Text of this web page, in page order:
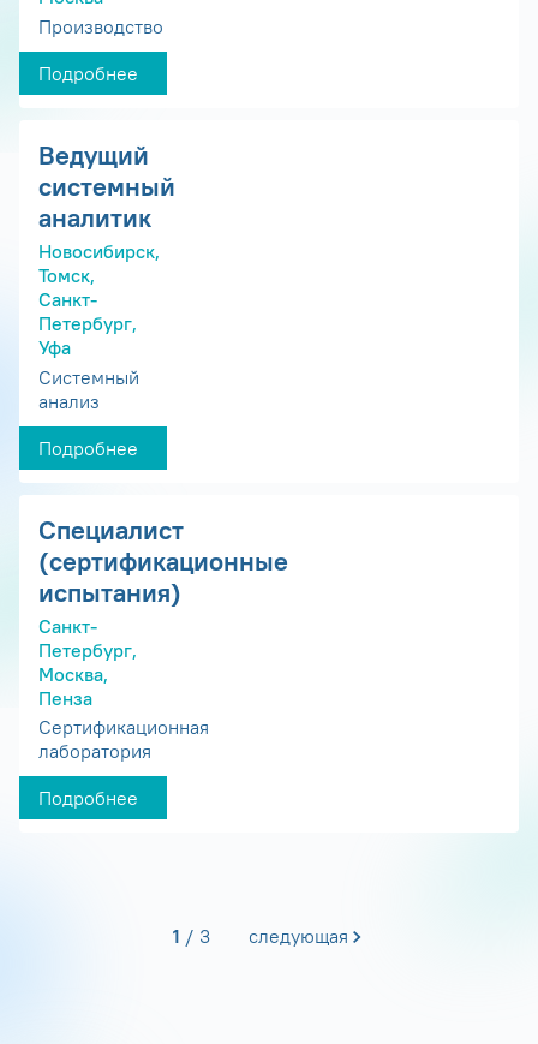
Производство
Подробнее
Ведущий
системный
аналитик
Новосибирск,
Томск,
Санкт-
Петербург,
Уфа
Системный
анализ
Подробнее
Специалист
(сертификационные
испытания)
Санкт-
Петербург,
Москва,
Пенза
Сертификационная
лаборатория
Подробнее
1 3 следующая